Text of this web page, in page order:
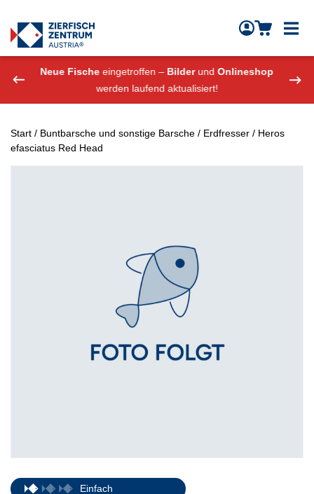
Zierfisch Aquarium Austria
Neue Fische eingetroffen – BilderundOnlineshop
werden laufend aktualisiert!
Start / Buntbarsche und sonstige Barsche / Erdfresser / Heros
efasciatus Red Head
Einfach